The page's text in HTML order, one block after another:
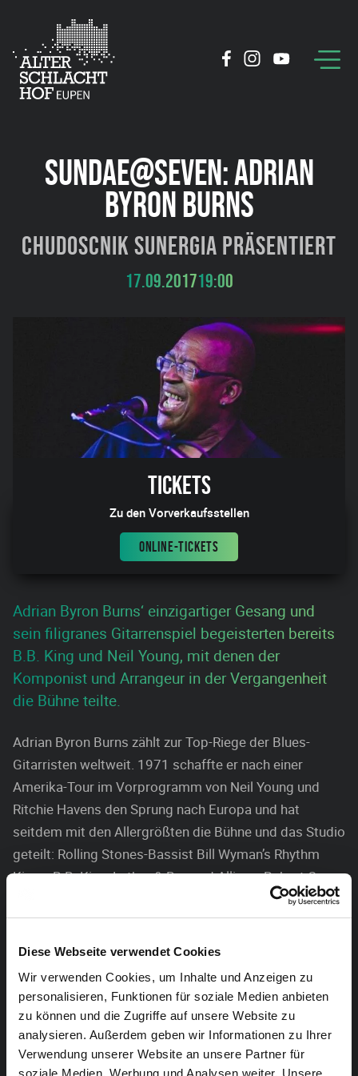
Diese Webseite verwendet Cookies
Wir verwenden Cookies, um Inhalte und Anzeigen zu
personalisieren, Funktionen für soziale Medien anbieten
zu können und die Zugriffe auf unsere Website zu
analysieren. Außerdem geben wir Informationen zu Ihrer
Verwendung unserer Website an unsere Partner für
soziale Medien, Werbung und Analysen weiter. Unsere
SUNDAE@SEVEN: ADRIAN
BYRON BURNS
Chudoscnik Sunergia präsentiert
17.09.201719:00
Tickets
Zu den Vorverkaufsstellen
ONLINE-TICKETS
Adrian Byron Burns‘ einzigartiger Gesang und
sein filigranes Gitarrenspiel begeisterten bereits
B.B. King und Neil Young, mit denen der
Komponist und Arrangeur in der Vergangenheit
die Bühne teilte.
Adrian Byron Burns zählt zur Top-Riege der Blues-
Gitarristen weltweit. 1971 schaffte er nach einer
Amerika-Tour im Vorprogramm von Neil Young und
Ritchie Havens den Sprung nach Europa und hat
seitdem mit den Allergrößten die Bühne und das Studio
geteilt: Rolling Stones-Bassist Bill Wyman’s Rhythm
Kings, B.B. King, Luther & Bernard Allison, Robert Cray,
Charlie Musselwhite, The Dubliners, The Ford Blues
Band, Marva Wright, Louisiana Red, Otis Grand, Roy
Rodgers, Johnny Mars, Gregg Wright, John Renbourne
Karriere schon zusammengearbeitet hat.
Adrian wird nicht nur wegen seiner Stimme und seines
Gitarrenspiels geschätzt, sondern auch für seine
Kompositionen und Arrangements von „Klassikern“,